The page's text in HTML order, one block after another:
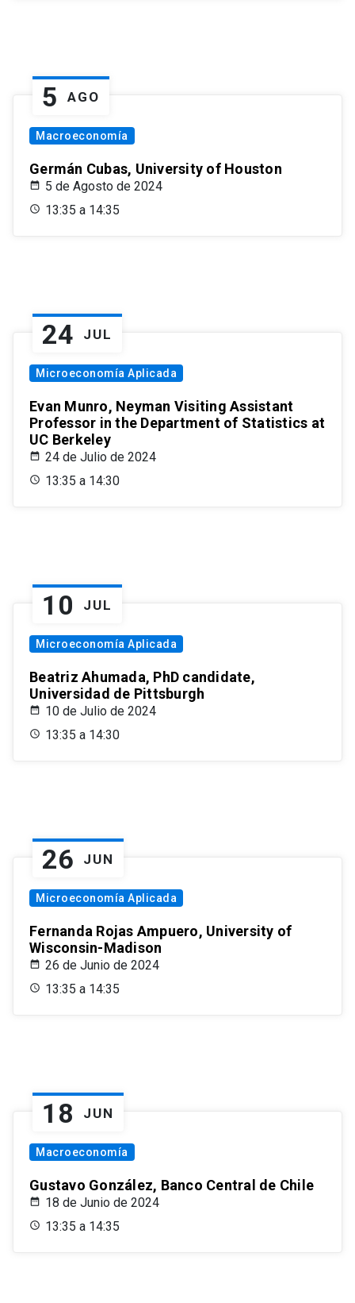
5 AGO
Macroeconomía
Germán Cubas, University of Houston
5 de Agosto de 2024
13:35 a 14:35
24 JUL
Microeconomía Aplicada
Evan Munro, Neyman Visiting Assistant
Professor in the Department of Statistics at
UC Berkeley
24 de Julio de 2024
13:35 a 14:30
10 JUL
Microeconomía Aplicada
Beatriz Ahumada, PhD candidate,
Universidad de Pittsburgh
10 de Julio de 2024
13:35 a 14:30
26 JUN
Microeconomía Aplicada
Fernanda Rojas Ampuero, University of
Wisconsin-Madison
26 de Junio de 2024
13:35 a 14:35
18 JUN
Macroeconomía
Gustavo González, Banco Central de Chile
18 de Junio de 2024
13:35 a 14:35